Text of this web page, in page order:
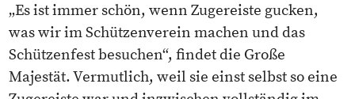
„Es ist immer schön, wenn Zugereiste gucken,
was wir im Schützenverein machen und das
Schützenfest besuchen“, findet die Große
Majestät. Vermutlich, weil sie einst selbst so eine